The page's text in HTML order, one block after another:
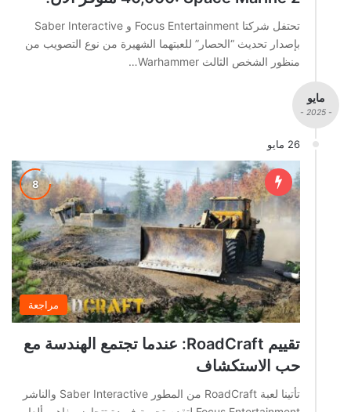
تحتفل شركتا Focus Entertainment و Saber Interactive
بإصدار تحديث “الحصار” للعبتهما الشهيرة من نوع التصويب من
منظور الشخص الثالث Warhammer…
مايو
- 2025 -
26 مايو
مراجعة
تقييم RoadCraft: عندما تجتمع الهندسة مع
حب الاستكشاف
تأتينا لعبة RoadCraft من المطور Saber Interactive والناشر